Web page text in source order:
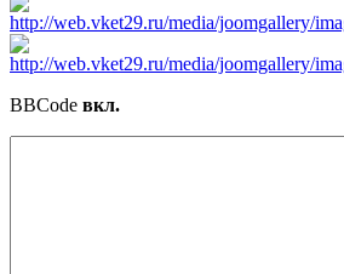
BBCode вкл.